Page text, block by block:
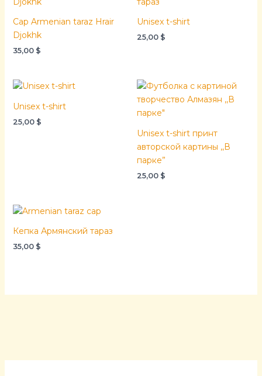
Cap Armenian taraz Hrair
Djokhk
35,00 $
Unisex t-shirt
25,00 $
Unisex t-shirt
25,00 $
Unisex t-shirt принт
авторской картины ,,В
парке”
25,00 $
Кепка Армянский тараз
35,00 $